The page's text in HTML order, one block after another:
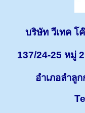
บริษัท วีเทค โ
137/24-25 หมู่
อำเภอลำลู